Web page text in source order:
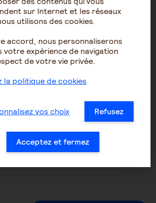
NOUS CONTACTER
MENTIONS LÉGALES
PLAN DU SITE
CONDITIONS GÉNÉRALES
GESTION DES COOKIES
ACCESSIBILITÉ : NON
CONFORME
sur Internet et les réseaux
utilisons des cookies.
accord, nous personnaliserons
votre expérience de navigation
de votre vie privée.
la politique de cookies
vos choix Refusez
Acceptez et fermez